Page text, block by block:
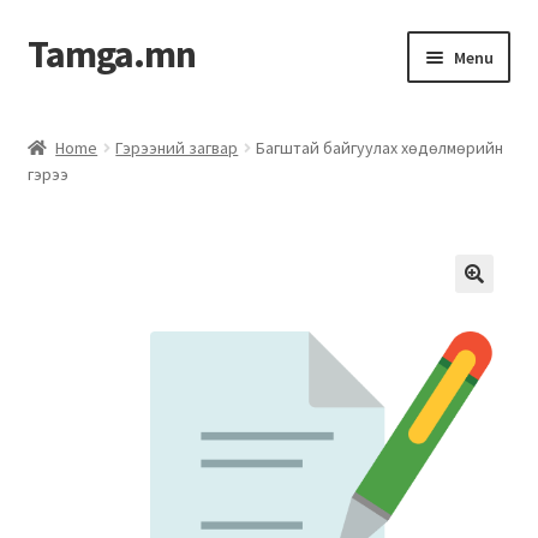
Tamga.mn Menu
ХАБЭА-н багц
Компанийн удирдлагын бичиг баримт
Home Гэрээний загвар
Багштай байгуулах хөдөлмөрийн
гэрээ